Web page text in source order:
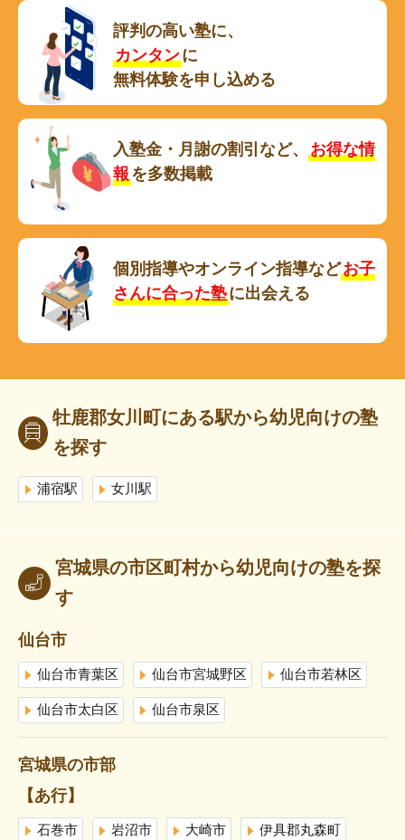
評判の高い塾に、
カンタンに
無料体験を申し込める
入塾金・月謝の割引など、
お得な情
報を多数掲載
個別指導やオンライン指導などお子
さんに合った塾に出会える
牡鹿郡女川町にある駅から幼児向けの塾
を探す
浦宿駅 女川駅
宮城県の市区町村から幼児向けの塾を探
す
仙台市
仙台市青葉区 仙台市宮城野区 仙台市若林区
仙台市太白区 仙台市泉区
宮城県の市部
【あ行】
石巻市 岩沼市 大崎市 伊具郡丸森町